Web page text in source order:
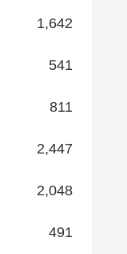
1,642
541
811
2,447
2,048
491